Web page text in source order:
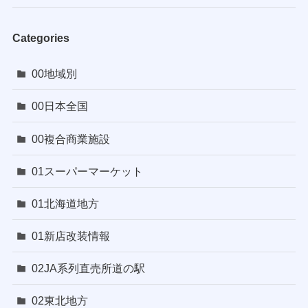
Categories
00地域別
00日本全国
00複合商業施設
01スーパーマーケット
01北海道地方
01新店改装情報
02JA系列直売所道の駅
02東北地方